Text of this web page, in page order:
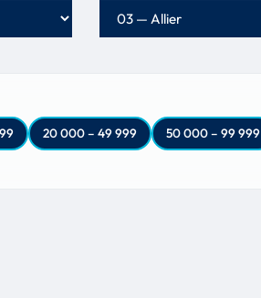
Département
20 000 – 49 999 50 000 – 99 999